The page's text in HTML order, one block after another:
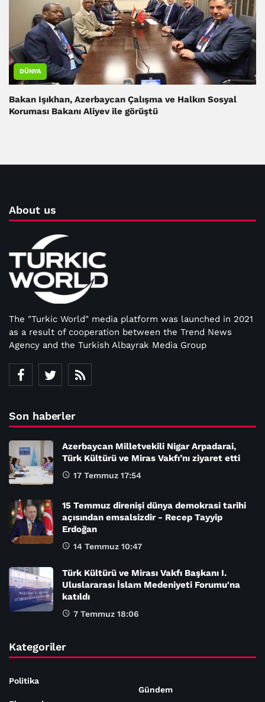
DÜNYA
Bakan Işıkhan, Azerbaycan Çalışma ve Halkın Sosyal
Koruması Bakanı Aliyev ile görüştü
About us
The "Turkic World" media platform was launched in 2021
as a result of cooperation between the Trend News
Agency and the Turkish Albayrak Media Group
Son haberler
Azerbaycan Milletvekili Nigar Arpadarai,
Türk Kültürü ve Miras Vakfı’nı ziyaret etti
17 Temmuz 17:54
15 Temmuz direnişi dünya demokrasi tarihi
açısından emsalsizdir - Recep Tayyip
Erdoğan
14 Temmuz 10:47
Türk Kültürü ve Mirası Vakfı Başkanı I.
Uluslararası İslam Medeniyeti Forumu'na
katıldı
7 Temmuz 18:06
Kategoriler
Politika
Gündem